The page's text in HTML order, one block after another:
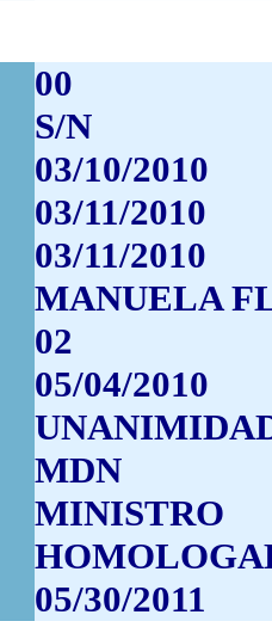
00
S/N
03/10/2010
03/11/2010
03/11/2010
MANUELA
02
05/04/2010
MDN
MINISTRO
05/30/2011